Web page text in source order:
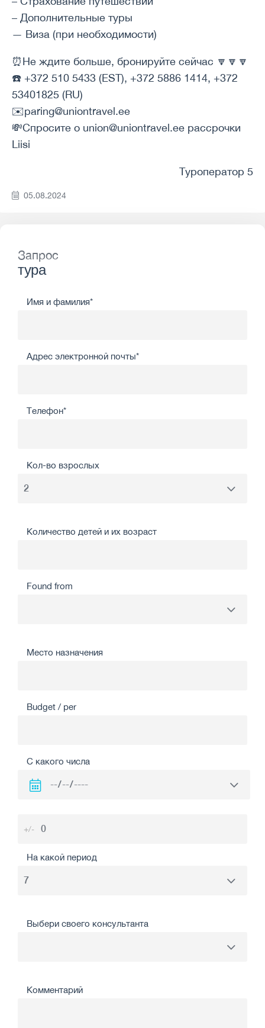
– Дополнительные туры
— Виза (при необходимости)
⏰Не ждите больше, бронируйте сейчас 🔽🔽🔽
☎️ +372 510 5433 (EST), +372 5886 1414, +372
53401825 (RU)
✉️paring@uniontravel.ee
💸Спросите о union@uniontravel.ee рассрочки
Liisi
Туроператор 5
05.08.2024
Запрос
тура
Имя и фамилия*
Адрес электронной почты*
Телефон*
Кол-во взрослых
Количество детей и их возраст
Found from
Место назначения
Budget / per
С какого числа
+/-
На какой период
Выбери своего консультанта
Комментарий